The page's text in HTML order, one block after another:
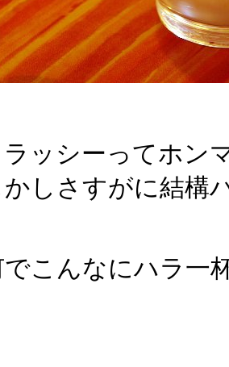
ッシーってホン
しさすがに結構
こんなにハラ一